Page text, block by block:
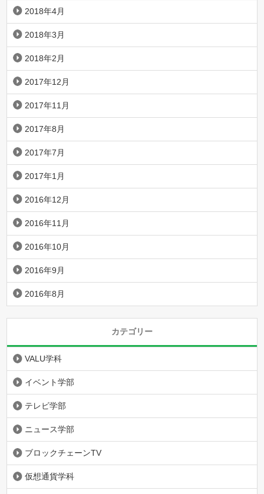
2018年4月
2018年3月
2018年2月
2017年12月
2017年11月
2017年8月
2017年7月
2017年1月
2016年12月
2016年11月
2016年10月
2016年9月
2016年8月
カテゴリー
VALU学科
イベント学部
テレビ学部
ニュース学部
ブロックチェーンTV
仮想通貨学科